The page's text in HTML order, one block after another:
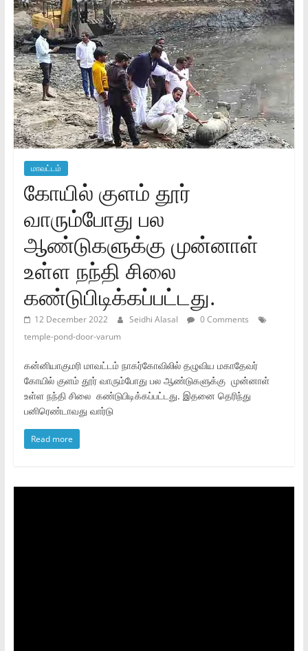
மாவட்டம்
கோயில் குளம் தூர்
வாரும்போது பல
ஆண்டுகளுக்கு முன்னாள்
உள்ள நந்தி சிலை
கண்டுபிடிக்கப்பட்டது.
12 December 2022 Seidhi Alasal
0 Comments
temple-pond-door-varum
கன்னியாகுமரி மாவட்டம் நாகர்கோவிலில் தழுவிய மகாதேவர்
கோயில் குளம் தூர் வாரும்போது பல ஆண்டுகளுக்கு முன்னாள்
உள்ள நந்தி சிலை கண்டுபிடிக்கப்பட்டது. இதனை தெரிந்து
பனிரெண்டாவது வார்டு
Read more